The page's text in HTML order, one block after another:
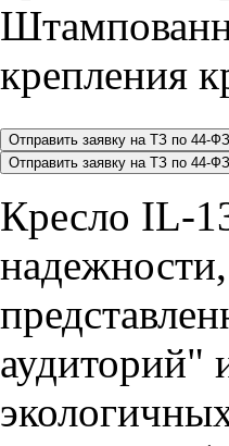
крепления
Кресло IL-
аудиторий"